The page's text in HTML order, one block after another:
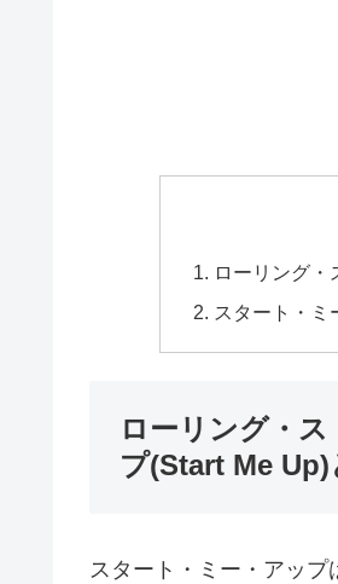
ローリング
スタート・ミ
ローリング・
プ(Start Me Up)
スタート・ミー・アップ